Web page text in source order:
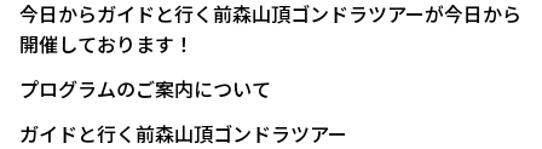
今日からガイドと行く前森山頂ゴンドラツアーが今日から
開催しております！
プログラムのご案内について
ガイドと行く前森山頂ゴンドラツアー